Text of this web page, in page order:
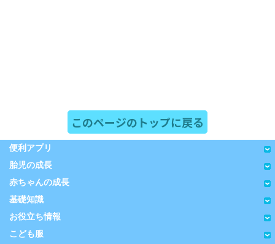
このページのトップに戻る
便利アプリ
胎児の成長
赤ちゃんの成長
基礎知識
お役立ち情報
こども服